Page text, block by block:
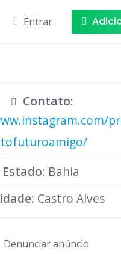
Entrar
Contato:
Estado: Bahia
: Castro Alves
Denunciar anúncio